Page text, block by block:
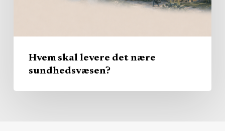
Hvem skal levere det nære
sundhedsvæsen?